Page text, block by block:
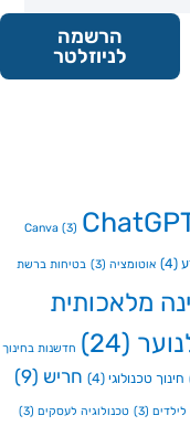
הרשמה
לניוזלטר
Canva(3)
אוטומציה(3) בטיחות ברשת
מלאכותית
(24) חדשנות בחינוך
טכנולוגי(4) חריש(9)
(3) טכנולוגיה לעסקים(3)